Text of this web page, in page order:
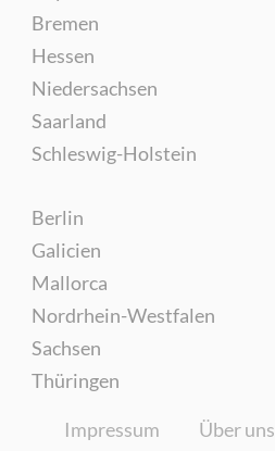
Bremen
Hessen
Niedersachsen
Saarland
Schleswig-Holstein
Berlin
Galicien
Mallorca
Nordrhein-Westfalen
Sachsen
Thüringen
Impressum Über uns